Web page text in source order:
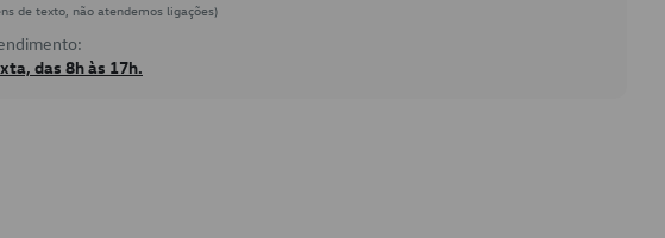
de texto, não atendemos ligações)
das 8h às 17h.